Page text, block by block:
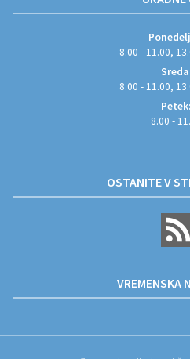
8.00 - 11.00,
8.00 - 11.00,
Petek:
8.00 -
OSTANITE V
VREMENSKA